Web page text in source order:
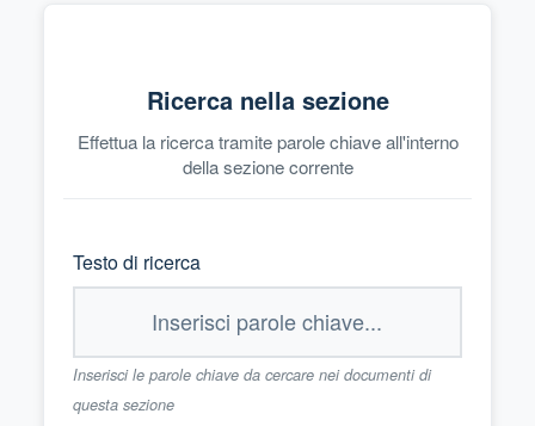
Ricerca nella sezione
Effettua la ricerca tramite parole chiave all'interno
della sezione corrente
Testo di ricerca
Inserisci le parole chiave da cercare nei documenti di
questa sezione